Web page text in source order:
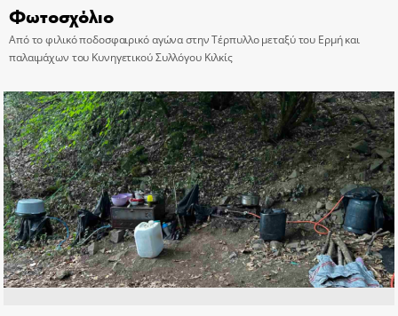
Φωτοσχόλιο
Από το φιλικό ποδοσφαιρικό αγώνα στην Τέρπυλλο μεταξύ του Ερμή και
παλαιμάχων του Κυνηγετικού Συλλόγου Κιλκίς